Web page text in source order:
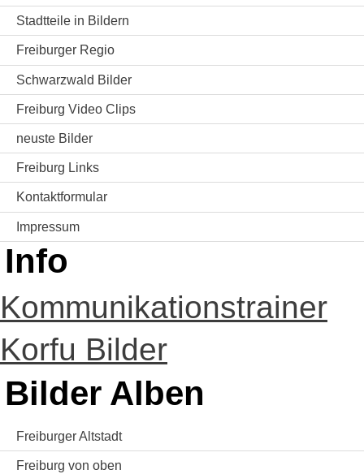
Stadtteile in Bildern
Freiburger Regio
Schwarzwald Bilder
Freiburg Video Clips
neuste Bilder
Freiburg Links
Kontaktformular
Impressum
Info
Kommunikationstrainer
Korfu Bilder
Bilder Alben
Freiburger Altstadt
Freiburg von oben